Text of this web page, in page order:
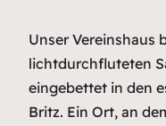
Unser Vereinshaus
lichtdurchfluteten
eingebettet in den
Britz. Ein Ort, an